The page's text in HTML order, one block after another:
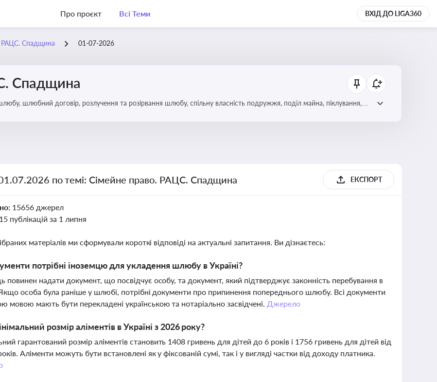
Про проєкт Всі Теми ВХІД ДО LIGA360
РАЦС. Спадщина 01-07-2026
Спадщина
шлюбний договір, розлучення та розірвання шлюбу, спільну власність подружжя, поділ майна, піклування,
по темі: Сімейне право. РАЦС. Спадщина ЕКСПОРТ
15656 джерел
15 публікацій за 1 липня
матеріалів ми сформували короткі відповіді на актуальні запитання. Ви дізнаєтесь:
потрібні іноземцю для укладення шлюбу в Україні?
повинен надати документ, що посвідчує особу, та документ, який підтверджує законність перебування в
Якщо особа була раніше у шлюбі, потрібні документи про припинення попереднього шлюбу. Всі документи
мовою мають бути перекладені українською та нотаріально засвідчені. Джерело
розмір аліментів в Україні з 2026 року?
гарантований розмір аліментів становить 1408 гривень для дітей до 6 років і 1756 гривень для дітей від
Аліменти можуть бути встановлені як у фіксованій сумі, так і у вигляді частки від доходу платника.